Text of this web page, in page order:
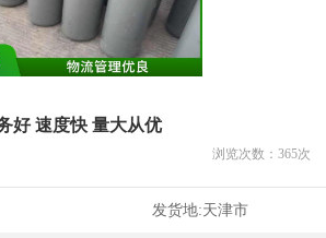
好 速度快 量大从优
浏览次数： 365次
发货地:天津市